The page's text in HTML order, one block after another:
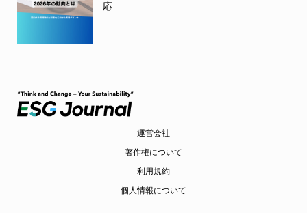
応
運営会社
著作権について
利用規約
個人情報について